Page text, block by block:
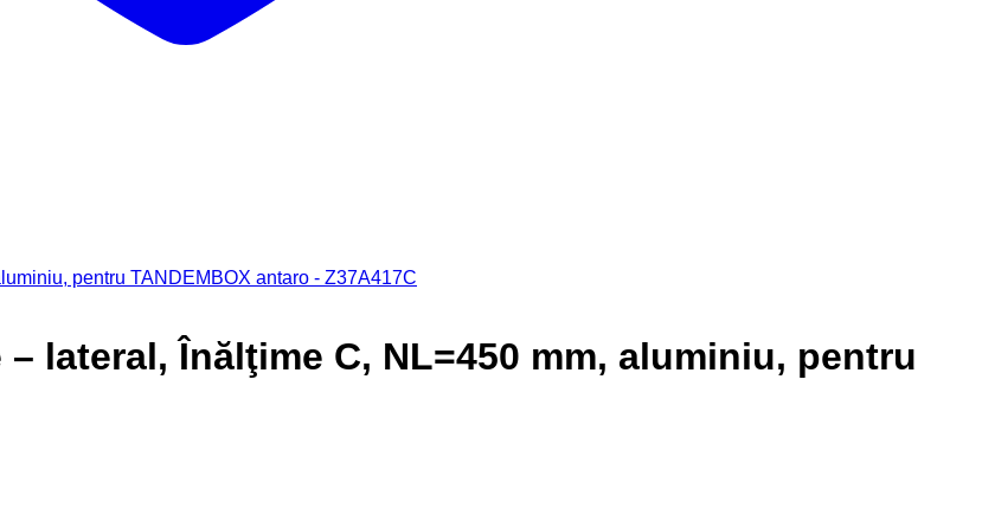
lateral, Înălţime C, NL=450 mm, aluminiu, pentru